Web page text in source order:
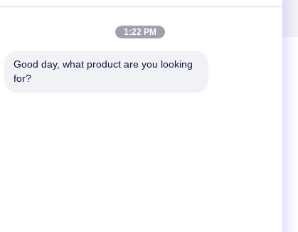
ACHTER
1:22 PM
Good day, what product are you looking
for?